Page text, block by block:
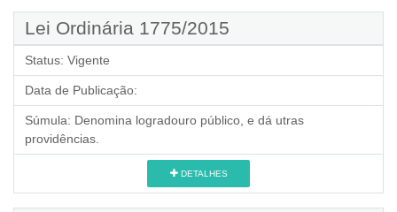
Lei Ordinária 1775/2015
Status: Vigente
Data de Publicação:
Súmula: Denomina logradouro público, e dá utras
providências.
DETALHES